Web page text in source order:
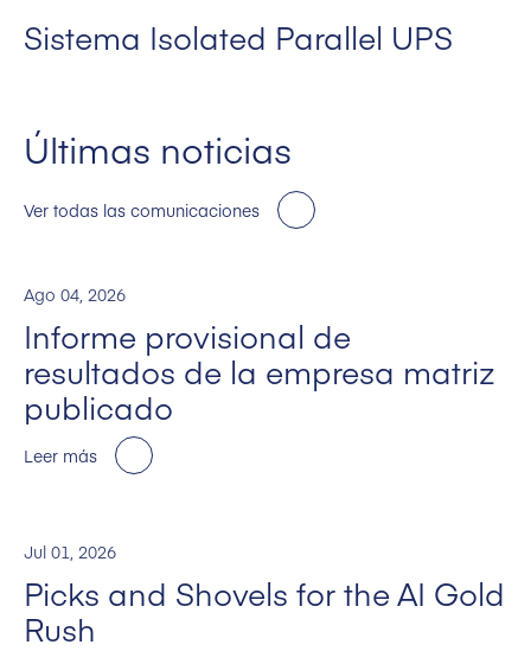
Sistema Isolated Parallel UPS
Últimas noticias
Ver todas las comunicaciones
Ago 04, 2026
Informe provisional de
resultados de la empresa matriz
publicado
Leer más
Jul 01, 2026
Picks and Shovels for the AI Gold
Rush